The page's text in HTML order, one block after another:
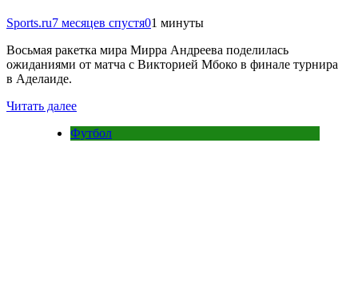
Sports.ru7 месяцев спустя01 минуты
Восьмая ракетка мира Мирра Андреева поделилась
ожиданиями от матча с Викторией Мбоко в финале турнира
в Аделаиде.
Читать далее
Футбол